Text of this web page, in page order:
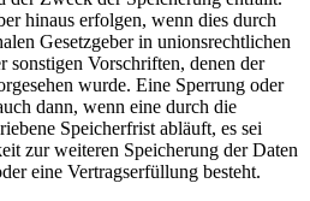
hinaus erfolgen, wenn dies durch
Gesetzgeber in unionsrechtlichen
sonstigen Vorschriften, denen der
wurde. Eine Sperrung oder
dann, wenn eine durch die
Speicherfrist abläuft, es sei
zur weiteren Speicherung der Daten
eine Vertragserfüllung besteht.